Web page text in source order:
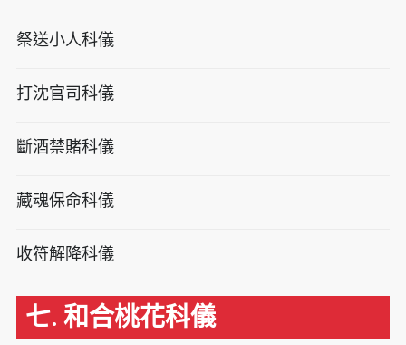
祭送小人科儀
打沈官司科儀
斷酒禁賭科儀
藏魂保命科儀
收符解降科儀
七. 和合桃花科儀